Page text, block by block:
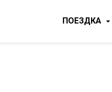
ПОЕЗДКА